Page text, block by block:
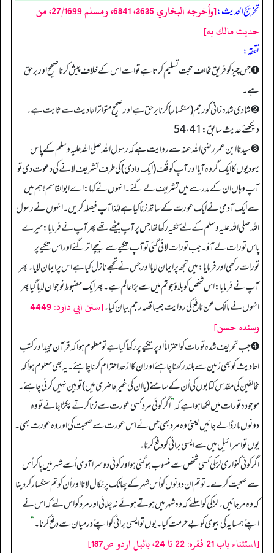
تخریج الحدیث:
[وأخرجه البخاري 3635، 6841، ومسلم 27/1699، من
حديث مالك به]
تفقہ:
➊ جس چیز کو فریق مخالف حجت تسلیم کرتا ہے تو اسے اس کے خلاف پیش کرنا صحیح اور برحق
ہے۔
➋ شادی شدہ زانی کو رجم (سنگسار) کرنا برحق ہے اور صحیح متواتر احادیث سے ثابت ہے۔
دیکھئے حدیث سابق: 41، 54
➌ سیدنا ابن عمر رضی اللہ عنہ سے روایت ہے کہ رسول اللہ صلی اللہ علیہ وسلم کے پاس
یہودیوں کا ایک گروہ آیا اور آپ کو قُف (ایک وادی) کی طرف تشریف لانے کی دعوت دی تو
آپ وہاں ان کے مدرسے میں تشریف لے گئے۔ انہوں نے کہا: اے ابوالقاسم! ہم میں
سے ایک آدمی نے ایک عورت کے ساتھ زنا کیا ہے لہٰذا آپ فیصلہ کریں۔ انہوں نے رسول
اللہ صلی اللہ علیہ وسلم کے لئے تکیہ رکھا تھا جس پر آپ بیٹھے تھے پھر آپ نے فرمایا: میرے
پاس تورات لے آؤ۔ جب تورات لائی گئی تو آپ تکیے سے نیچے اتر گئے اور اس تکیے پر
تورات رکھی اور فرمایا: میں تجھ پر ایمان لا یا اور جس نے تجھے نازل کیا ہے اس پر ایمان لایا۔ پھر
آپ نے فرمایا: اس شخص کو بلاؤ جو تم میں سے بڑا عالم ہے۔ پھر ایک مضبوط نوجوان لایا گیا پھر
انہوں نے مالک عن نافع کی روایت جیسا قصہ رجم بیان کیا۔
[سنن ابي داود: 4449
وسنده حسن]
➍ جب تحریف شدہ تورات کو احتراماً اوپر تکیے پر رکھا گیا ہے تو معلوم ہوا کہ قرآن مجید اور کتب
احادیث کو بھی زمین سے بلند رکھنا چاہئے اور ان کا ازحد احترام کرنا چاہئے۔ یہ بھی معلوم ہوا کہ
مخالفین کی مقدس کتابوں کی اُن کے سامنے (یا ان کی غیر حاضری میں) توہین نہیں کرنی چاہئے۔
موجودہ تورات میں لکھا ہوا ہے کہ”اگر کوئی مرد کسی عورت سے زنا کرتے پکڑا جائے تو وہ
دونوں مار ڈالے جائیں یعنی وہ مرد بھی جس نے اس عورت سے صحبت کی اور وہ عورت بھی۔
یوں تو اسرائیل میں سے ایسی برائی کو دفع کرنا۔
اگر کوئی کنواری لڑکی کسی شخص سے منسوب ہوگئی ہو اور کوئی دوسرا آدمی اُسے شہر میں پاکر اُس
سے صحبت کرے۔ تو تم ان دونوں کو اُس شہر کے پھاٹک پر نکال لانا اور اُن کو تم سنگسار کردینا
کہ وہ مرجائیں۔ لڑکی کو اسلئے کہ وہ شہر میں ہوتے ہوئے نہ چلائی اور مرد کو اس لئے کہ اس نے
اپنے ہمسایہ کی بیوی کو بے حرمت کیا۔ یوں تو ایسی برائی کو اپنے درمیان سے دفع کرنا۔“
[استثناء باب 21 فقره: 22 تا 24، بائبل اردو ص187]